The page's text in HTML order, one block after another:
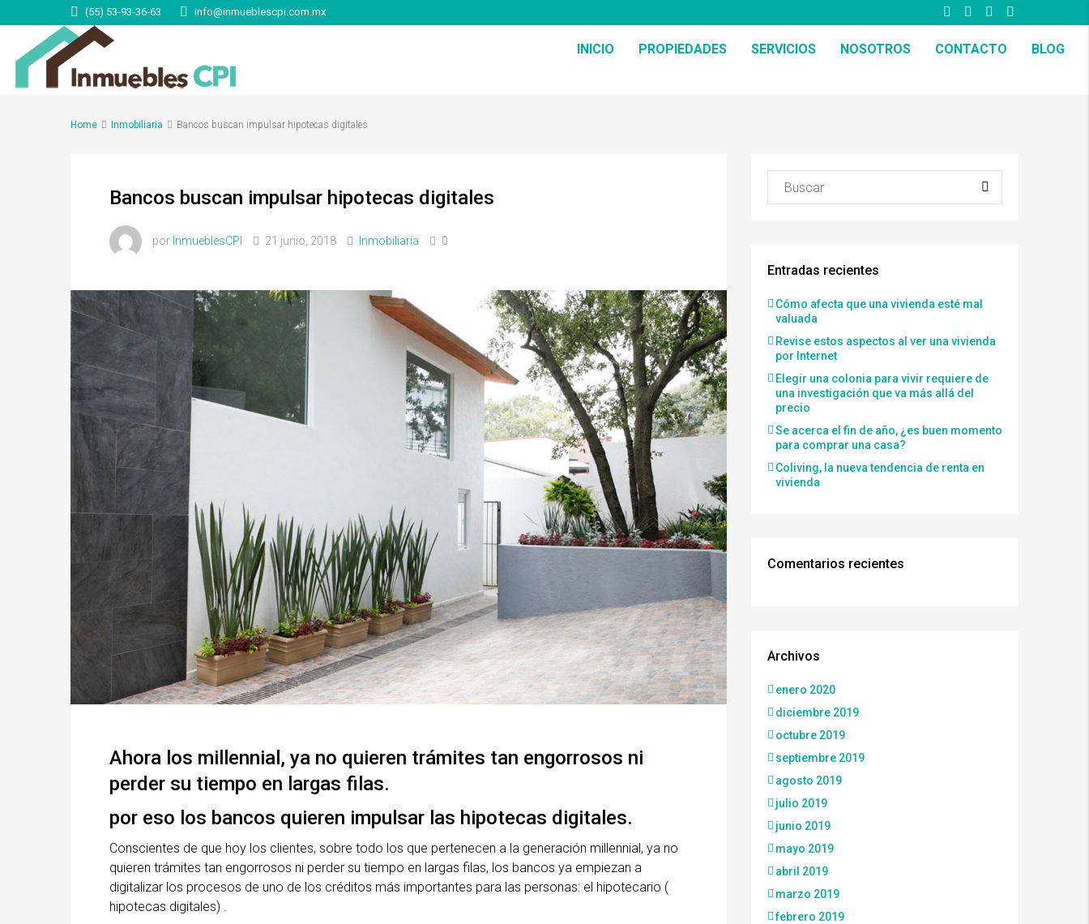
(55) 53-93-36-63 info@inmueblescpi.com.mx
INICIO PROPIEDADES SERVICIOS NOSOTROS CONTACTO BLOG
Home Inmobiliaria Bancos buscan impulsar hipotecas digitales
Bancos buscan impulsar hipotecas digitales
por InmueblesCPI 21 junio, 2018 Inmobiliaria 0
Ahora los millennial, ya no quieren trámites tan engorrosos ni
perder su tiempo en largas filas.
por eso los bancos quieren impulsar las hipotecas digitales.
Conscientes de que hoy los clientes, sobre todo los que pertenecen a la generación millennial, ya no
quieren trámites tan engorrosos ni perder su tiempo en largas filas, los bancos ya empiezan a
digitalizar los procesos de uno de los créditos más importantes para las personas: el hipotecario (
hipotecas digitales) .
Entradas recientes
Cómo afecta que una vivienda esté mal
valuada
Revise estos aspectos al ver una vivienda
por Internet
Elegir una colonia para vivir requiere de
una investigación que va más allá del
precio
Se acerca el fin de año, ¿es buen momento
para comprar una casa?
Coliving, la nueva tendencia de renta en
vivienda
Comentarios recientes
Archivos
enero 2020
diciembre 2019
octubre 2019
septiembre 2019
agosto 2019
julio 2019
junio 2019
mayo 2019
abril 2019
marzo 2019
febrero 2019